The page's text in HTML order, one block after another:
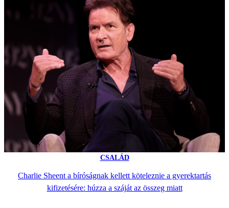
CSALÁD
Charlie Sheent a bíróságnak kellett köteleznie a gyerektartás
kifizetésére: húzza a száját az összeg miatt